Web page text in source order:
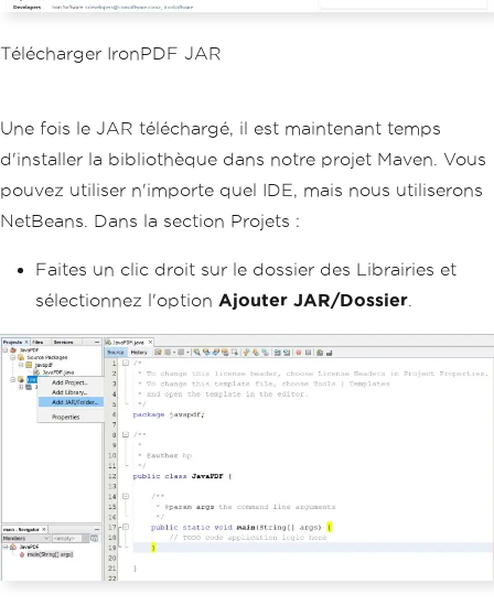
Télécharger IronPDF JAR
Une fois le JAR téléchargé, il est maintenant temps
d'installer la bibliothèque dans notre projet Maven. Vous
pouvez utiliser n'importe quel IDE, mais nous utiliserons
NetBeans. Dans la section Projets :
Faites un clic droit sur le dossier des Librairies et
sélectionnez l'option Ajouter JAR/Dossier